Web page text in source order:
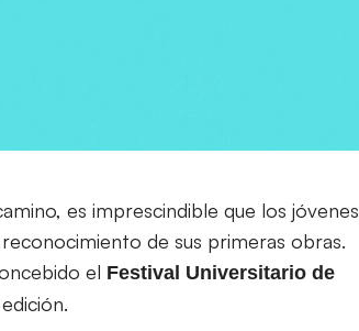
es imprescindible que los jóvenes
de sus primeras obras.
el Festival Universitario de